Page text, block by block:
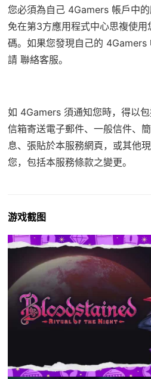
您必須為自己 4Gamers 帳戶中
免在第3方應用程式中心思複使
碼。如果您發現自己的 4Gamers
請 聯絡客服。
如 4Gamers 須通知您時，得以
信箱寄送電子郵件、一般信件、
息、張貼於本服務網頁，或其他
您，包括本服務條款之變更。
游戏截图